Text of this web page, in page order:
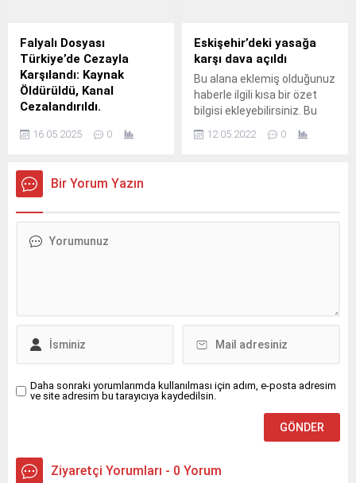
ürün yelpazesi sundu.
Polonya’nın İstanbul
Başkonsolosu Witold
Lesniak, “Polonya, bu
muhteşem etkinliğin en
büyük katılımcılarından...
Falyalı Dosyası
Türkiye’de Cezayla
Karşılandı: Kaynak
Öldürüldü, Kanal
Cezalandırıldı.
Falyalı dosyasına dair kritik
açıklamaların Türkiye’de
ardından, Hollanda’da
öldürülen Cemil Önal’ın
Televizyon Üst Kurulu,
Hollanda’da öldürülen
16.05.2025 0
Eskişehir’deki yasağa
karşı dava açıldı
Bu alana eklemiş olduğunuz
haberle ilgili kısa bir özet
bilgisi ekleyebilirsiniz. Bu
metin yazı düzenleme
sayfasında "Özet"
12.05.2022 0
Bir Yorum Yazın
Daha sonraki yorumlarımda kullanılması için adım, e-posta adresim
ve site adresim bu tarayıcıya kaydedilsin.
Ziyaretçi Yorumları - 0 Yorum